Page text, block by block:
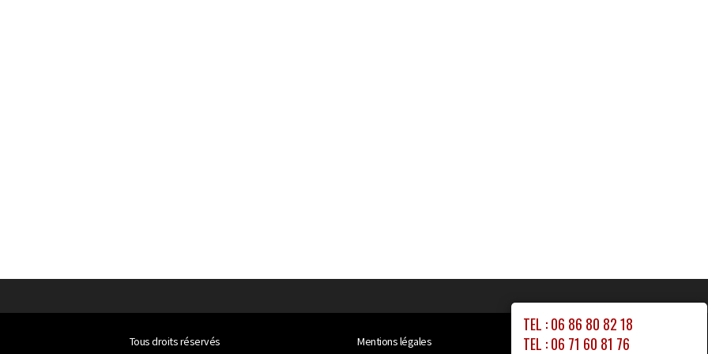
TEL : 06 86 80 82 18
TEL : 06 71 60 81 76
Tous droits réservés Mentions légales